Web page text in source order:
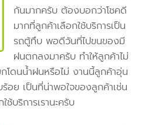
กันมากครับ ต้องบอกว่าโชคดี
มากที่ลูกค้าเลือกใช้บริการเป็น
รถตู้ทึบ พอดีวันที่ไปขนของมี
ฝนตกลงมาครับ ทำให้ลูกค้าไม่
โดนน้ำฝนหรือไม่ งานนี้ลูกค้าอุ่น
ร้อย เป็นที่น่าพอใจของลูกค้าเช่น
บริการเรานะครับ